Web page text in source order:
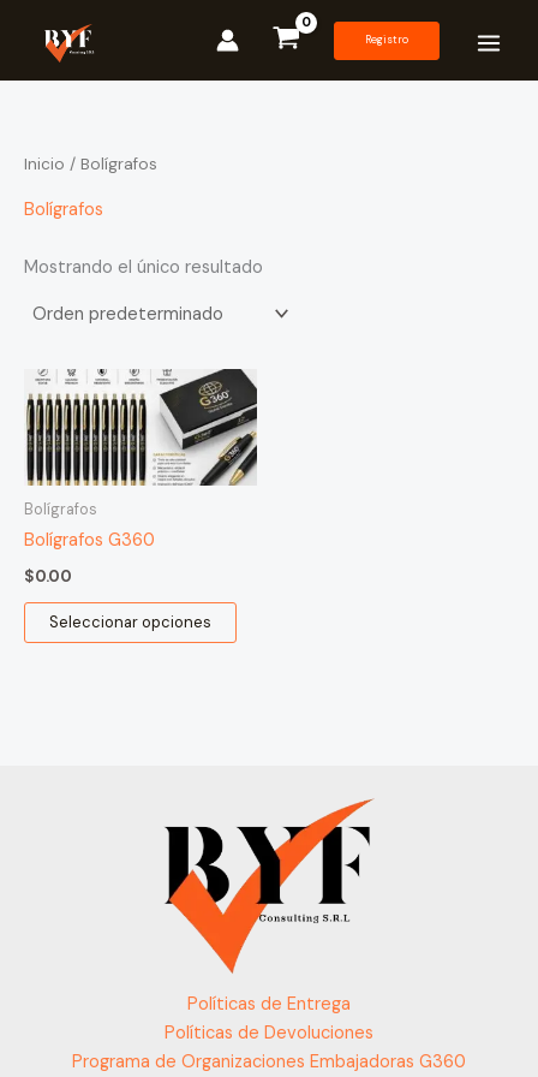
contenido
Registro
Inicio / Bolígrafos
Bolígrafos
Mostrando el único resultado
Bolígrafos
Bolígrafos G360
$0.00
Seleccionar opciones
Políticas de Entrega
Políticas de Devoluciones
Programa de Organizaciones Embajadoras G360